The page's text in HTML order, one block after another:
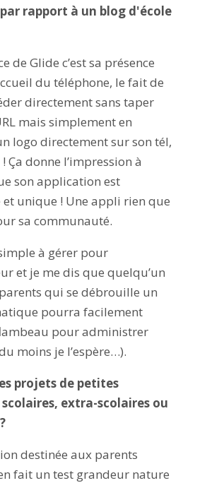
rapport à un blog d'école
de Glide c’est sa présence
du téléphone, le fait de
directement sans taper
mais simplement en
logo directement sur son tél,
Ça donne l’impression à
son application est
et unique ! Une appli rien que
sa communauté.
à gérer pour
et je me dis que quelqu’un
qui se débrouille un
pourra facilement
pour administrer
moins je l’espère…).
projets de petites
extra-scolaires ou
destinée aux parents
fait un test grandeur nature